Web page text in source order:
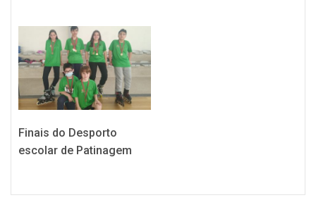
Finais do Desporto
escolar de Patinagem